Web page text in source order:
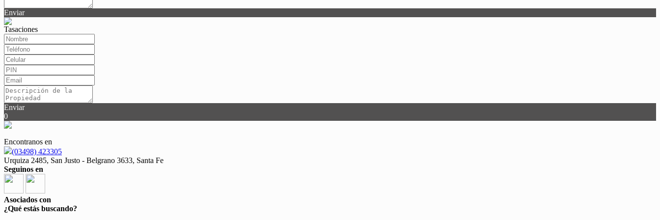
Enviar
Tasaciones
Enviar
0
Encontranos en
(03498) 423305
Urquiza 2485, San Justo - Belgrano 3633, Santa Fe
Seguinos en
Asociados con
¿Qué estás buscando?